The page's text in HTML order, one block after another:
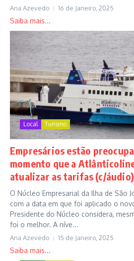
Ana Azevedo 16 de Janeiro, 2025
Saiba mais...
Local Turismo
Empresários estão
momento que a
atualizar as tarifas (c/áudio)
O Núcleo Empresarial da Ilha de São
com a data em que foi aplicado o
Presidente do Núcleo considera,
foi o melhor. A níve...
Ana Azevedo 15 de Janeiro, 2025
Saiba mais...